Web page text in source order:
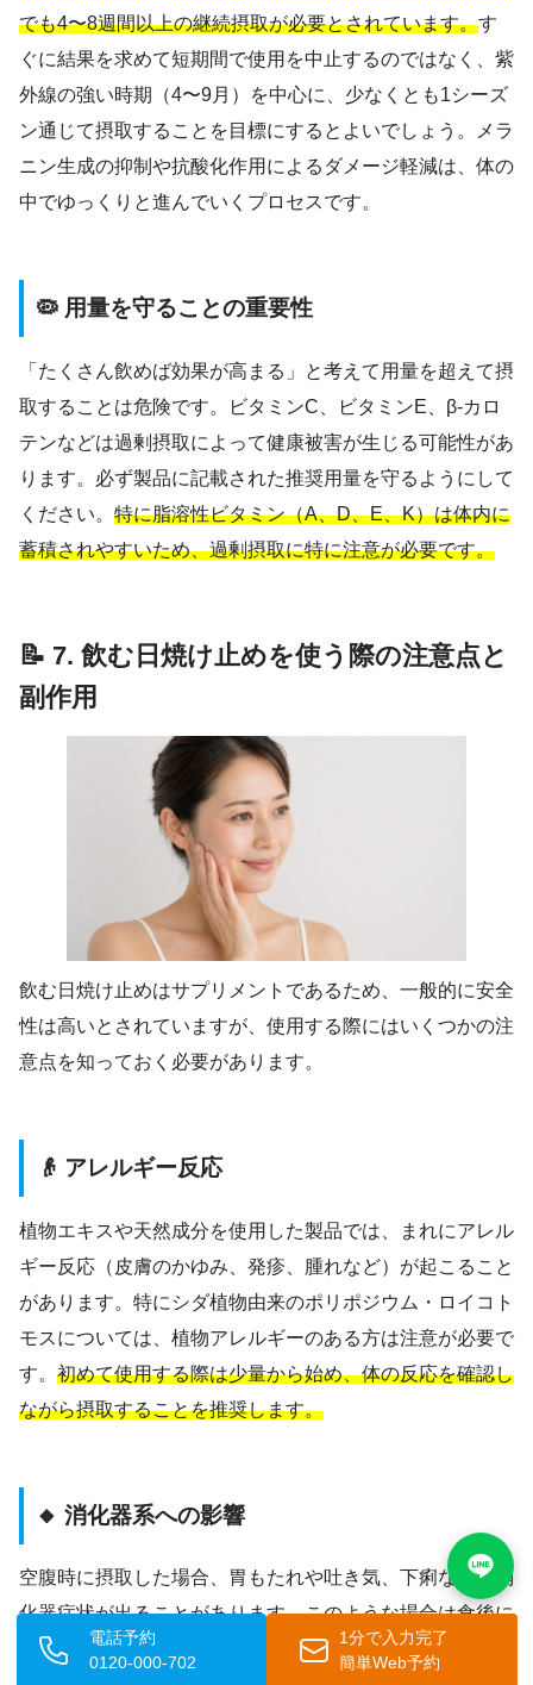
でも4〜8週間以上の継続摂取が必要とされています。す
ぐに結果を求めて短期間で使用を中止するのではなく、紫
外線の強い時期（4〜9月）を中心に、少なくとも1シーズ
ン通じて摂取することを目標にするとよいでしょう。メラ
ニン生成の抑制や抗酸化作用によるダメージ軽減は、体の
中でゆっくりと進んでいくプロセスです。
🦠 用量を守ることの重要性
「たくさん飲めば効果が高まる」と考えて用量を超えて摂
取することは危険です。ビタミンC、ビタミンE、β-カロ
テンなどは過剰摂取によって健康被害が生じる可能性があ
ります。必ず製品に記載された推奨用量を守るようにして
ください。 特に脂溶性ビタミン（A、D、E、K）は体内に
蓄積されやすいため、過剰摂取に特に注意が必要です。
📝 7. 飲む日焼け止めを使う際の注意点と
副作用
飲む日焼け止めはサプリメントであるため、一般的に安全
性は高いとされていますが、使用する際にはいくつかの注
意点を知っておく必要があります。
👴 アレルギー反応
植物エキスや天然成分を使用した製品では、まれにアレル
ギー反応（皮膚のかゆみ、発疹、腫れなど）が起こること
があります。特にシダ植物由来のポリポジウム・ロイコト
モスについては、植物アレルギーのある方は注意が必要で
す。 初めて使用する際は少量から始め、体の反応を確認し
ながら摂取することを推奨します。
🔸 消化器系への影響
空腹時に摂取した場合、胃もたれや吐き気、下痢などの消
化器症状が出ることがあります。このような場合は食後に
飲む時間帯を変えたり、摂取量を一時的に減らしたりする
電話予約
0120-000-702
1分で入力完了
簡単Web予約